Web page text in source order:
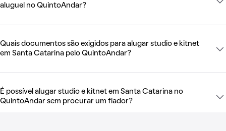
aluguel no QuintoAndar?
Quais documentos são exigidos para alugar studio e kitnet
em Santa Catarina pelo QuintoAndar?
É possível alugar studio e kitnet em Santa Catarina no
QuintoAndar sem procurar um fiador?